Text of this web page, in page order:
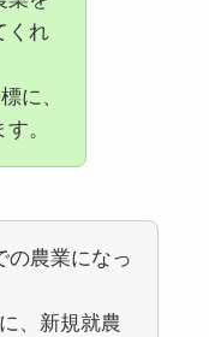
くれ
に、
。
の農業になっ
、新規就農